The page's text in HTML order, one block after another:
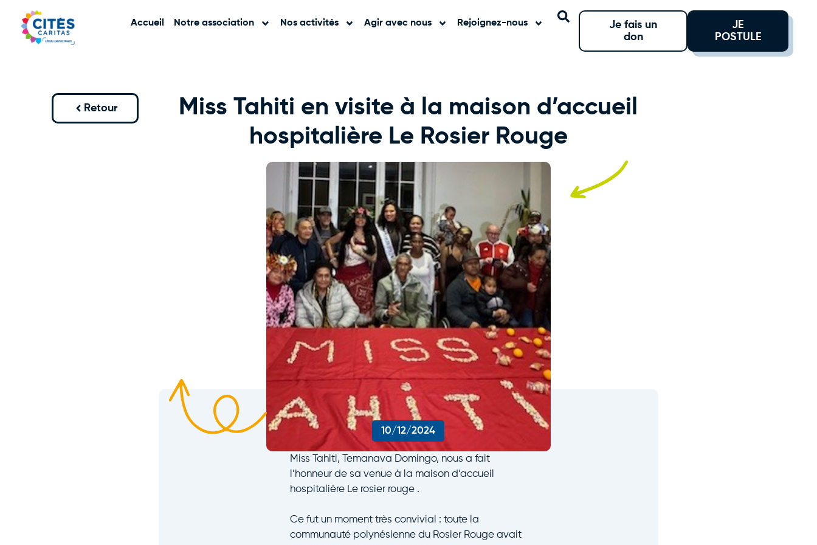
Accueil Notre association Nos activités Agir avec nous Rejoignez-nous
Je fais un
don
JE
POSTULE
Retour
Miss Tahiti en visite à la maison d’accueil
hospitalière Le Rosier Rouge
10/12/2024
Miss Tahiti, Temanava Domingo, nous a fait
l’honneur de sa venue à la maison d’accueil
hospitalière Le rosier rouge .
Ce fut un moment très convivial : toute la
communauté polynésienne du Rosier Rouge avait